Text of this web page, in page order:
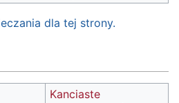
dla tej strony.
Kanciaste